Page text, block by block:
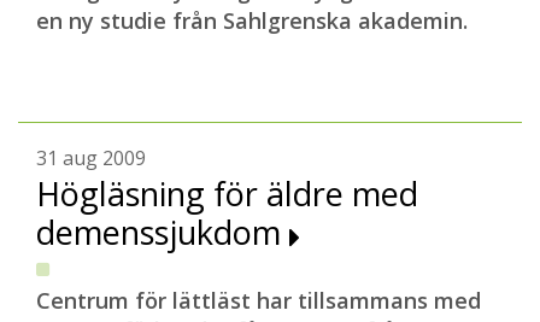
en ny studie från Sahlgrenska akademin.
31 aug 2009
Högläsning för äldre med
demenssjukdom
Centrum för lättläst har tillsammans med